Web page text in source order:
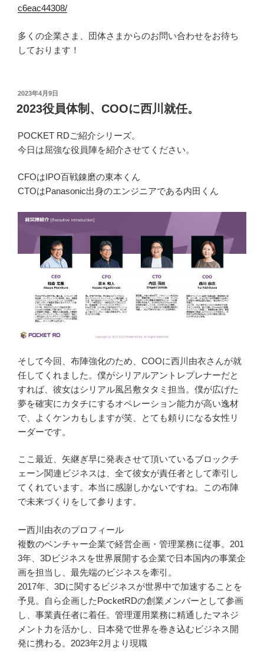
c6eac44308/
多くの企業さま、団体さまからのお問い合わせをお待ち
しております！
投
稿
日:
2023年4月9日
2023役員体制、COOに西川就任。
POCKET RDご紹介シリーズ。
今日は屈強な役員陣を紹介させてください。
CFOはIPO百戦錬磨の東本くん
CTOはPanasonic出身のエンジニアである内田くん
そして今回、布陣強化のため、COOに西川由衣さんが就
任してくれました。僕がシリアルアントレプレナーだと
すれば、彼女はシリアル風呂敷タタミ担当。僕が広げた
夢を確実にカタチにするオペレーション能力が高い逸材
で、よくケンカもしますが笑、とても頼りになる女性リ
ーダーです。
ここ最近、矢継ぎ早に発表させて頂いているブロックチ
ェーン関連ビジネスは、全て彼女が責任者として牽引し
てくれています。本当に感謝しかないですね。この布陣
で未来づくりをして参ります。
ー西川由衣のプロフィール
複数のベンチャー企業で経営企画・管理業務に従事。201
3年、3Dビジネスを世界展開する企業で日本国内の事業企
画を担当し、最先端のビジネスを牽引。
2017年、3Dに関するビジネスが世界中で加速することを
予見。自ら企画したPocketRDの創業メンバーとして参画
し、事業責任者に着任。管理運用業務に精通したマネジ
メント力を活かし、日本発で世界を巻き込むビジネス開
発に携わる。2023年2月より現職